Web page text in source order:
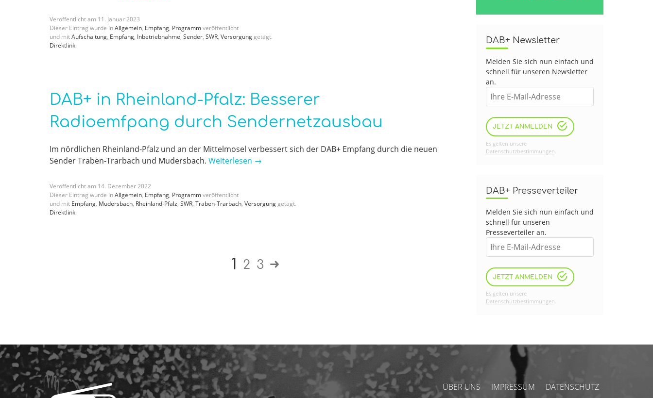
Veröffentlicht am 11 . Januar2023
Dieser Eintrag wurde inAllgemein, Empfang, Programmveröffentlicht
und mitAufschaltung, Empfang, Inbetriebnahme, Sender, SWR, Versorgung getagt.
Direktlink.
DAB+ in Rheinland-Pfalz: Besserer
Radioemfpang durch Sendernetzausbau
Im nördlichen Rheinland-Pfalz und an der Mittelmosel verbessert sich der DAB+ Empfang durch die neuen
Sender Traben-Trarbach und Mudersbach. Weiterlesen →
Veröffentlicht am 14. Dezember2022
Dieser Eintrag wurde inAllgemein, Empfang, Programmveröffentlicht
und mit Empfang, Mudersbach, Rheinland-Pfalz, SWR, Traben-Trarbach, Versorgung getagt.
Direktlink.
1 2 3
DAB+ Newsletter
Melden Sie sich nun einfach und
schnell für unseren Newsletter
an.
JETZT ANMELDEN
Es gelten unsere
Datenschutzbestimmungen
DAB+ Presseverteiler
Melden Sie sich nun einfach und
schnell für unseren
Presseverteiler an.
JETZT ANMELDEN
Es gelten unsere
Datenschutzbestimmungen.
ÜBER UNS IMPRESSUM DATENSCHUTZ